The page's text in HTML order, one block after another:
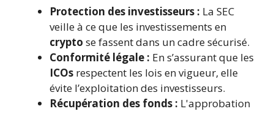
Protection des investisseurs : La SEC
veille à ce que les investissements en
crypto se fassent dans un cadre sécurisé.
Conformité légale : En s’assurant que les
ICOs respectent les lois en vigueur, elle
évite l’exploitation des investisseurs.
Récupération des fonds : L'approbation